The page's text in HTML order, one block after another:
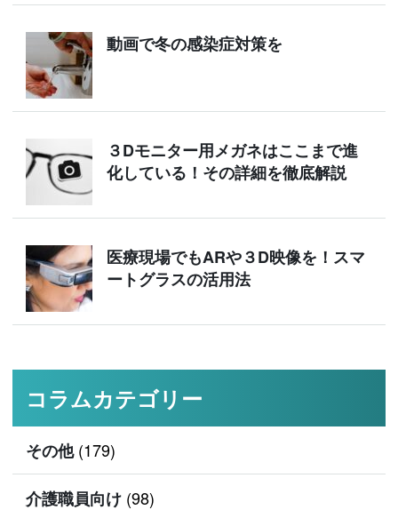
動画で冬の感染症対策を
３Dモニター用メガネはここまで進
化している！その詳細を徹底解説
医療現場でもARや３D映像を！スマ
ートグラスの活用法
コラムカテゴリー
その他(179)
介護職員向け (98)